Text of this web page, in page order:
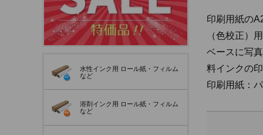
水性インク用 ロール紙・フィルム
など
溶剤インク用 ロール紙・フィルム
など
印刷用紙の
（色校正）
ベースに写
料インクの
印刷用紙：